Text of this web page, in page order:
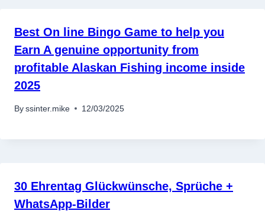
Best On line Bingo Game to help you
Earn A genuine opportunity from
profitable Alaskan Fishing income inside
2025
By ssinter.mike 12/03/2025
30 Ehrentag Glückwünsche, Sprüche +
WhatsApp-Bilder